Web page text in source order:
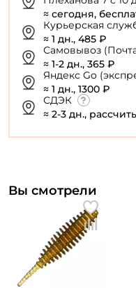
≈ сегодня,
Курьерская
≈ 1 дн., 485 ₽
Самовывоз
≈ 1-2 дн., 365 ₽
Яндекс Go
≈ 1 дн., 1300 ₽
СДЭК
≈ 2-3 дн.,
Вы смотрели